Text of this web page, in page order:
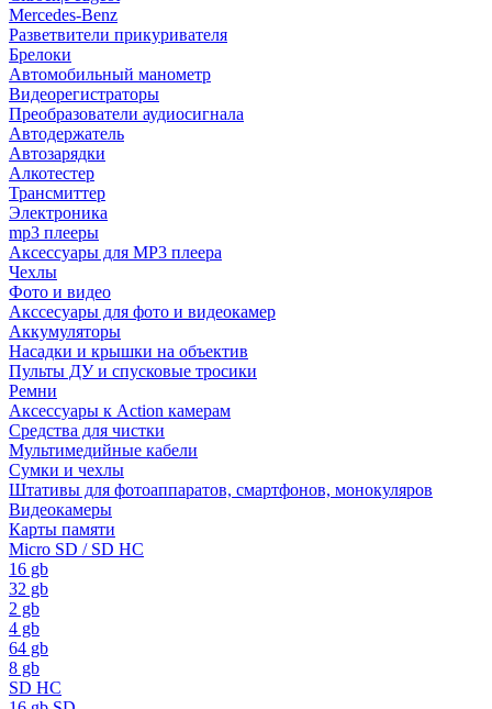
Mercedes-Benz
Разветвители прикуривателя
Брелоки
Автомобильный манометр
Видеорегистраторы
Преобразователи аудиосигнала
Автодержатель
Автозарядки
Алкотестер
Трансмиттер
Электроника
mp3 плееры
Аксессуары для MP3 плеера
Чехлы
Фото и видео
Акссесуары для фото и видеокамер
Аккумуляторы
Насадки и крышки на объектив
Пульты ДУ и спусковые тросики
Ремни
Аксессуары к Action камерам
Средства для чистки
Мультимедийные кабели
Сумки и чехлы
Штативы для фотоаппаратов, смартфонов, монокуляров
Видеокамеры
Карты памяти
Micro SD / SD HC
16 gb
32 gb
2 gb
4 gb
64 gb
8 gb
SD HC